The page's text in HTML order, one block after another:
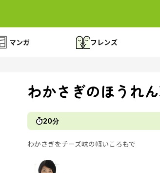
マンガ フレンズ
わかさぎのほうれ
20分
わかさぎをチーズ味の軽いころもで